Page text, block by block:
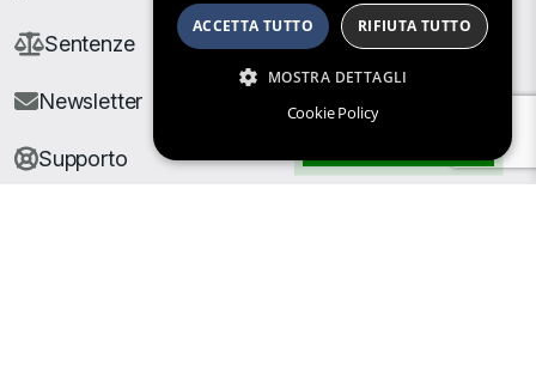
Sentenze
Newsletter
Supporto
ACCETTA TUTTO RIFIUTA TUTTO
MOSTRA DETTAGLI
Cookie Policy